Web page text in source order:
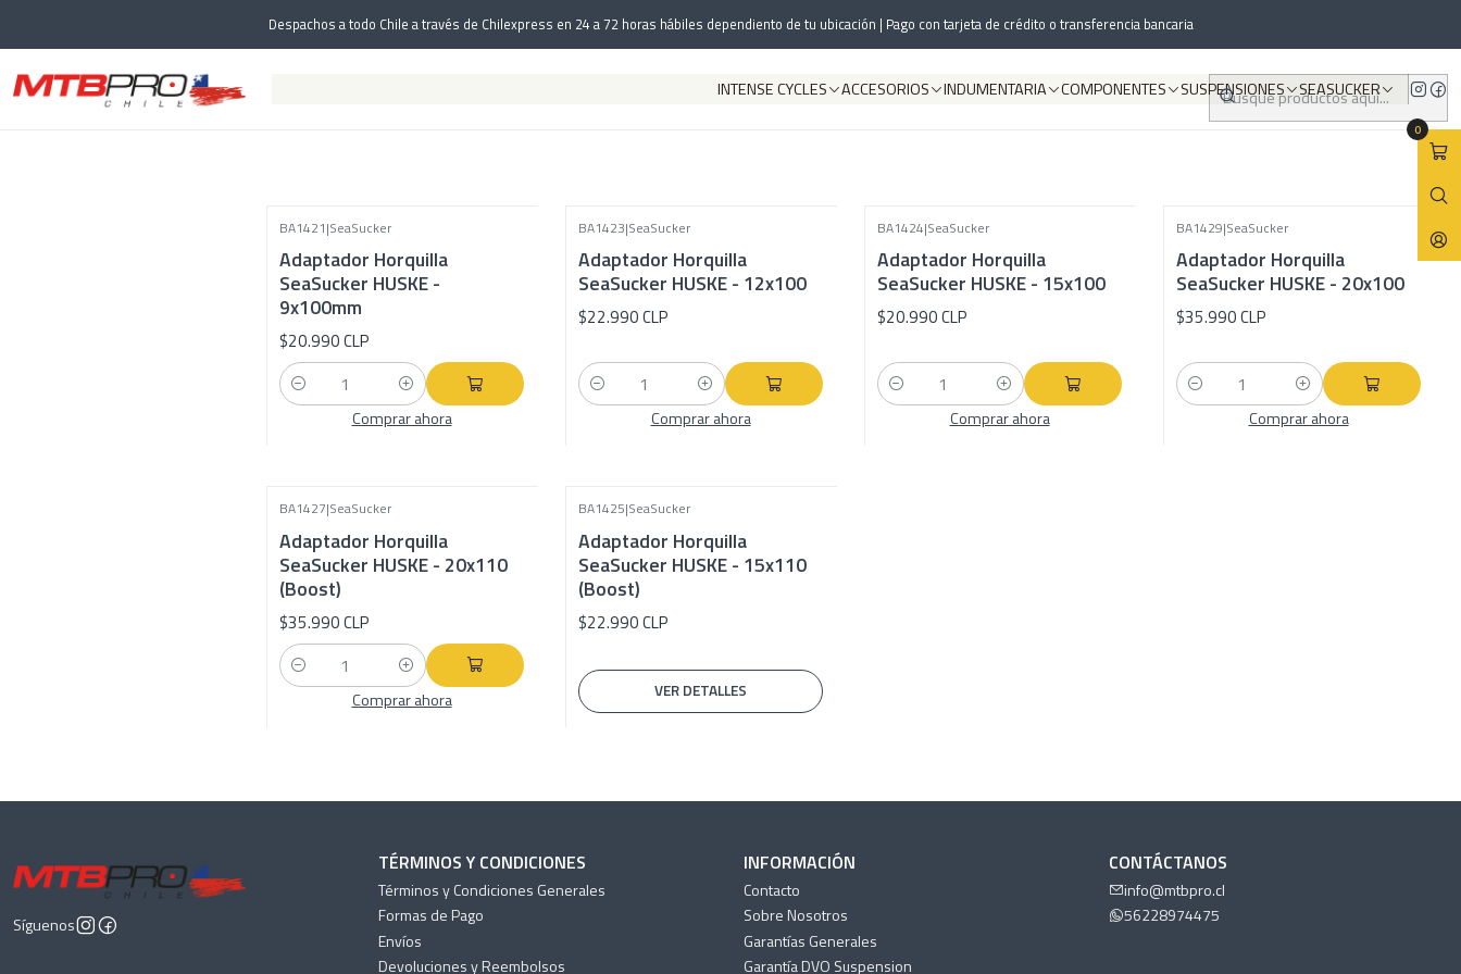
INTENSE CYCLES ACCESORIOS INDUMENTARIA COMPONENTES SUSPENSIONES SEASUCKER
0
Despachos a todo Chile a través de Chilexpress en 24 a 72 horas hábiles dependiento de tu ubicación | Pago con tarjeta de crédito o transferencia bancaria
Inicio SeaSucker Adaptadores Horquilla
Adaptadores Horquilla
BA1421|SeaSucker
Adaptador Horquilla
SeaSucker HUSKE -
9x100mm
$20.990 CLP
Cantidad
Comprar ahora
BA1423|SeaSucker
Adaptador Horquilla
SeaSucker HUSKE - 12x100
$22.990 CLP
Cantidad
Comprar ahora
BA1424|SeaSucker
Adaptador Horquilla
SeaSucker HUSKE - 15x100
$20.990 CLP
Cantidad
Comprar ahora
BA1429|SeaSucker
Adaptador Horquilla
SeaSucker HUSKE - 20x100
$35.990 CLP
Cantidad
Comprar ahora
BA1427|SeaSucker
Adaptador Horquilla
SeaSucker HUSKE - 20x110
(Boost)
$35.990 CLP
Cantidad
Comprar ahora
BA1425|SeaSucker
Adaptador Horquilla
SeaSucker HUSKE - 15x110
(Boost)
$22.990 CLP
VER DETALLES
Síguenos
TÉRMINOS Y CONDICIONES
Términos y Condiciones Generales
Formas de Pago
Envíos
Devoluciones y Reembolsos
INFORMACIÓN
Contacto
Sobre Nosotros
Garantías Generales
Garantía DVO Suspension
CONTÁCTANOS
info@mtbpro.cl
56228974475